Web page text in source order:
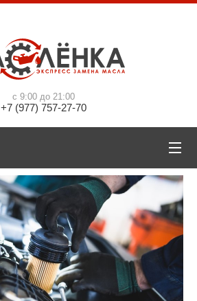
с 9:00 до 21:00
+7 (977) 757-27-70